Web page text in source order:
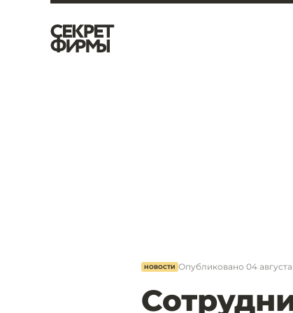
НОВОСТИ Опубликовано 04 августа